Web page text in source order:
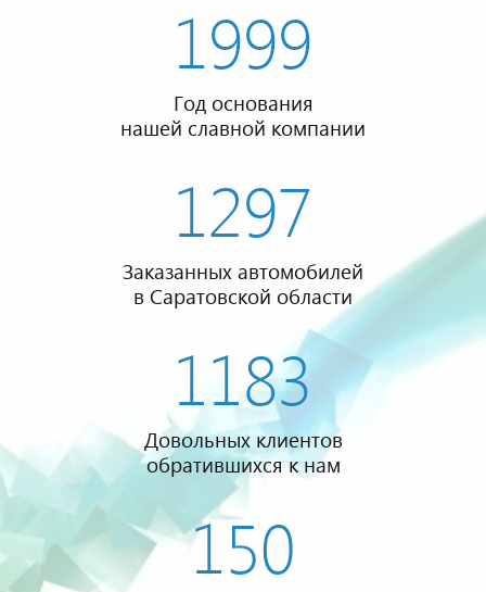
1999
Год основания
нашей славной компании
1297
Заказанных автомобилей
в Саратовской области
1183
Довольных клиентов
обратившихся к нам
150